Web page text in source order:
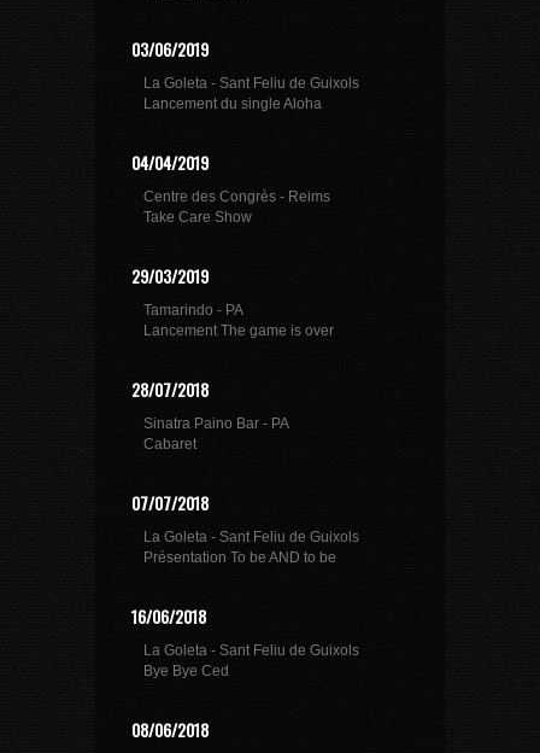
03/06/2019
La Goleta - Sant Feliu de Guixols
Lancement du single Aloha
04/04/2019
Centre des Congrès - Reims
Take Care Show
29/03/2019
Tamarindo - PA
Lancement The game is over
28/07/2018
Sinatra Paino Bar - PA
Cabaret
07/07/2018
La Goleta - Sant Feliu de Guixols
Présentation To be AND to be
16/06/2018
La Goleta - Sant Feliu de Guixols
Bye Bye Ced
08/06/2018